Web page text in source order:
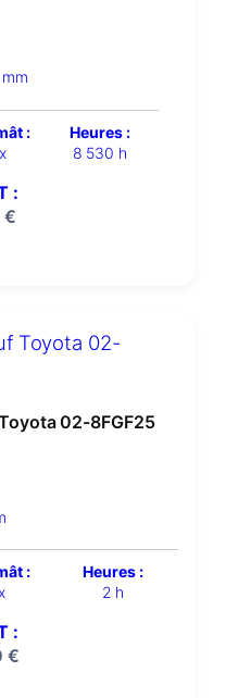
:
Heures :
8 530 h
:
€
02-8FGF25
:
Heures :
2 h
:
€